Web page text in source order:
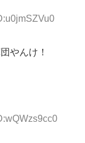
やんけ！